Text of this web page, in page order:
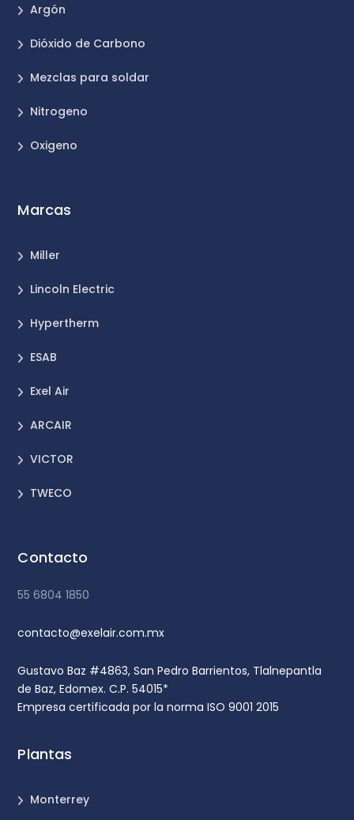
Argón
Dióxido de Carbono
Mezclas para soldar
Nitrogeno
Oxigeno
Marcas
Miller
Lincoln Electric
Hypertherm
ESAB
Exel Air
ARCAIR
VICTOR
TWECO
Contacto
55 6804 1850
contacto@exelair.com.mx
Gustavo Baz #4863, San Pedro Barrientos, Tlalnepantla
de Baz, Edomex. C.P. 54015*
Empresa certificada por la norma ISO 9001 2015
Plantas
Monterrey